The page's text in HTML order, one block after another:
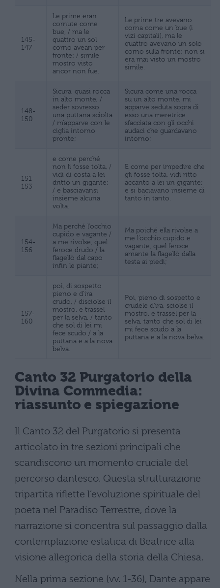
145-
147
Le prime eran
cornute come
bue, / ma le
quattro un sol
corno avean per
fronte: / simile
mostro visto
ancor non fue.
Le prime tre avevano
corna come un bue (i
vizi capitali), ma le
quattro avevano un solo
corno sulla fronte: non si
era mai visto un mostro
simile.
148-
150
Sicura, quasi rocca
in alto monte, /
seder sovresso
una puttana sciolta
/ m’apparve con le
ciglia intorno
pronte;
Sicura come una rocca
su un alto monte, mi
apparve seduta sopra di
esso una meretrice
sfacciata con gli occhi
audaci che guardavano
intorno;
151-
153
e come perché
non li fosse tolta, /
vidi di costa a lei
dritto un gigante;
/ e basciavansi
insieme alcuna
volta.
E come per impedire che
gli fosse tolta, vidi ritto
accanto a lei un gigante;
e si baciavano insieme di
tanto in tanto.
154-
156
Ma perché l’occhio
cupido e vagante /
a me rivolse, quel
feroce drudo / la
flagellò dal capo
infin le piante;
Ma poiché ella rivolse a
me l’occhio cupido e
vagante, quel feroce
amante la flagellò dalla
testa ai piedi;
157-
160
poi, di sospetto
pieno e d’ira
crudo, / disciolse il
mostro, e trassel
per la selva, / tanto
che sol di lei mi
fece scudo / a la
puttana e a la nova
belva.
Poi, pieno di sospetto e
crudele d’ira, sciolse il
mostro, e trassel per la
selva, tanto che sol di lei
mi fece scudo a la
puttana e a la nova belva.
Canto 32 Purgatorio della
Divina Commedia:
riassunto e spiegazione
Il Canto 32 del Purgatorio si presenta
articolato in tre sezioni principali che
scandiscono un momento cruciale del
percorso dantesco. Questa strutturazione
tripartita riflette l’evoluzione spirituale del
poeta nel Paradiso Terrestre, dove la
narrazione si concentra sul passaggio dalla
contemplazione estatica di Beatrice alla
visione allegorica della storia della Chiesa.
Nella prima sezione (vv. 1-36), Dante appare